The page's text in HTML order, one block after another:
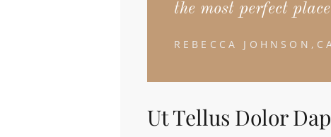
the most perfect
REBECCA
Ut Tellus Dolor